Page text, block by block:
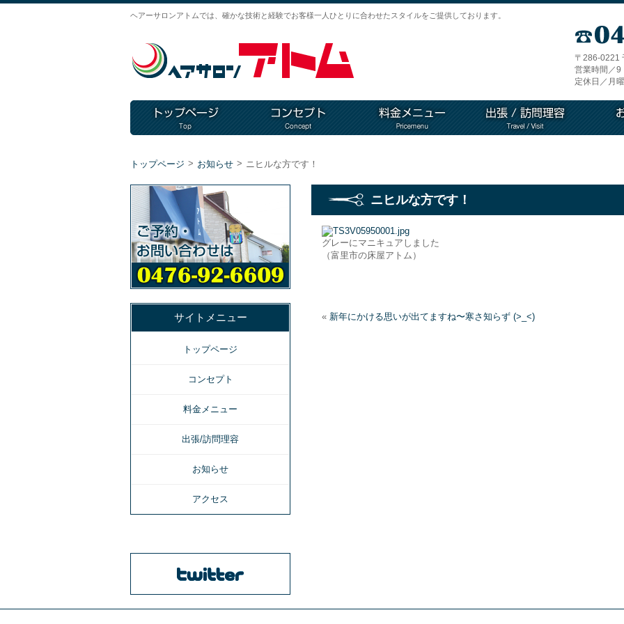
ヘアーサロンアトムでは、確かな技術と経験でお客様一人ひとりに合わせたスタイルをご提供しております。
〒286-0221
営業時間／9
定休日／月
トップページ > お知らせ > ニヒルな方です！
ニヒルな方です！
グレーにマニキュアしました
（富里市の床屋アトム）
« 新年にかける思いが出てますね〜寒さ知らず (>_<)
サイトメニュー
トップページ
コンセプト
料金メニュー
出張/訪問理容
お知らせ
アクセス